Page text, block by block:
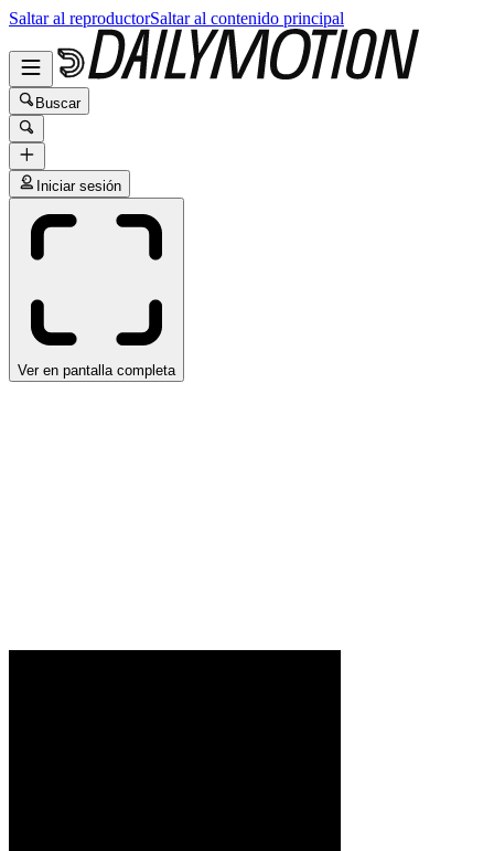
Saltar al reproductorSaltar al contenido principal
Buscar
Iniciar sesión
Ver en pantalla completa